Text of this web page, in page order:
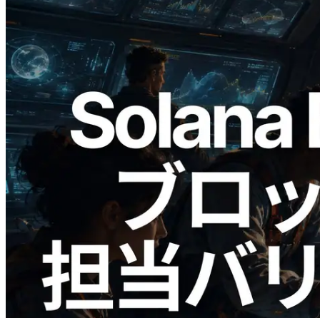
2026.05.24
Validators Solutions、Solana ブロックア
ナライザーを公開 — slot 単位のブロッ
ク生成時間と担当バリデータを視覚化
この記事を読む
さらに読み込む